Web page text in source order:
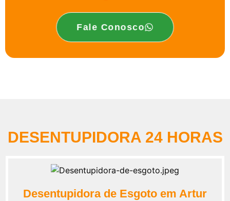
Fale Conosco
DESENTUPIDORA 24 HORAS
Desentupidora de Esgoto em Artur